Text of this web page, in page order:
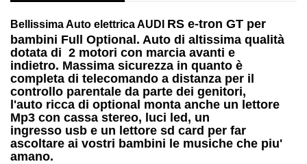
BellissimaAuto elettrica AUDI RS e-tron GT per
bambini Full Optional. Auto di altissima qualità
dotata di 2 motori con marcia avanti e
indietro. Massima sicurezza in quanto è
completa di telecomando a distanza per il
controllo parentale da parte dei genitori,
l'auto ricca di optional monta anche un lettore
Mp3 con cassa stereo, luci led, un
ingresso usb e un lettore sd card per far
ascoltare ai vostri bambini le musiche che piu'
amano.